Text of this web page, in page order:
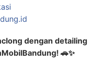
dengan detailing
🚗✨